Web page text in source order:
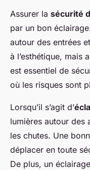
Assurer la sécurité
par un bon
autour des entrées
à l’esthétique, mais
est essentiel de
où les risques sont
Lorsqu’il s’agit d’
lumières autour des
les chutes. Une
déplacer en toute
De plus, un